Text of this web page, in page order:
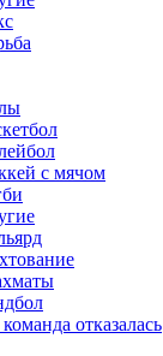
с мячом
отказалась